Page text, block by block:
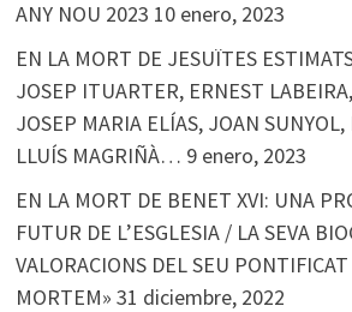
ANY NOU 2023 10 enero, 2023
EN LA MORT DE JESUÏTES
JOSEP ITUARTER, ERNEST
JOSEP MARIA ELÍAS, JOAN SUNYOL,
LLUÍS MAGRIÑÀ… 9 enero, 2023
EN LA MORT DE BENET XVI: UNA
FUTUR DE L’ESGLESIA / LA SEVA
VALORACIONS DEL SEU
MORTEM» 31 diciembre, 2022